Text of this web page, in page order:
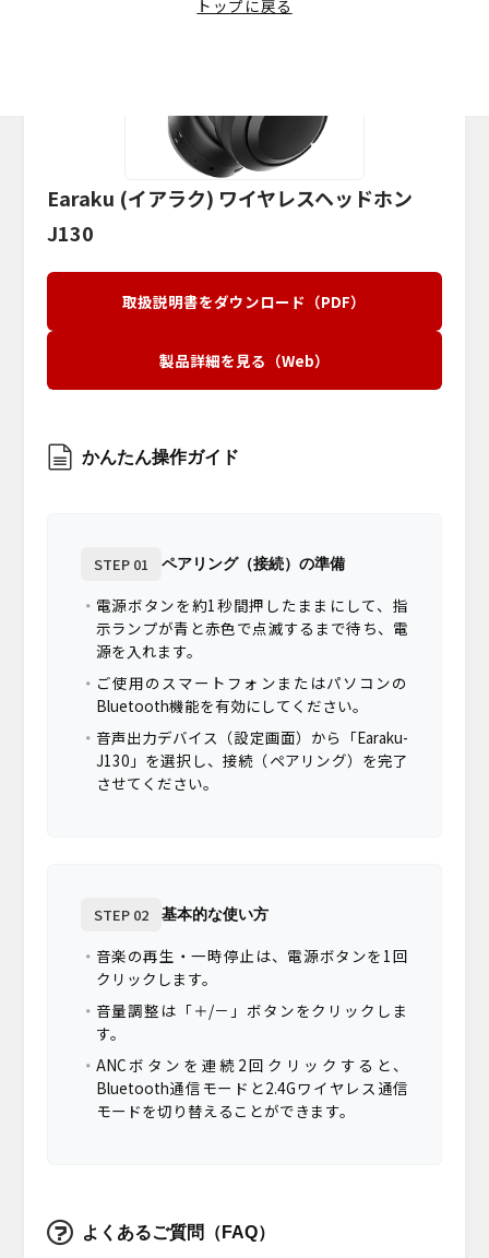
ネックスピーカー
TV用手元スピーカー
高出力スピーカー
公式Instagramアカウント
サイトに関するご意見
トップに戻る
Earaku (イアラク) ワイヤレスヘッドホン
J130
取扱説明書をダウンロード（PDF）
製品詳細を見る（Web）
かんたん操作ガイド
STEP 01 ペアリング（接続）の準備
電源ボタンを約1秒間押したままにして、指
示ランプが青と赤色で点滅するまで待ち、電
源を入れます。
ご使用のスマートフォンまたはパソコンの
Bluetooth機能を有効にしてください。
音声出力デバイス（設定画面）から「Earaku-
J130」を選択し、接続（ペアリング）を完了
させてください。
STEP 02 基本的な使い方
音楽の再生・一時停止は、電源ボタンを1回
クリックします。
音量調整は「＋/－」ボタンをクリックしま
す。
ANCボタンを連続2回クリックすると、
Bluetooth通信モードと2.4Gワイヤレス通信
モードを切り替えることができます。
よくあるご質問（FAQ）